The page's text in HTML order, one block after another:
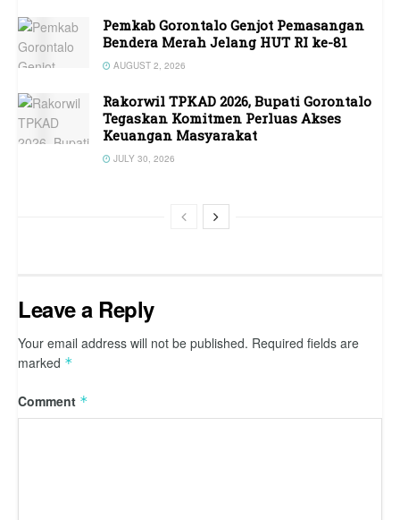
Pemkab Gorontalo Genjot Pemasangan
Bendera Merah Jelang HUT RI ke-81
AUGUST 2, 2026
Rakorwil TPKAD 2026, Bupati Gorontalo
Tegaskan Komitmen Perluas Akses
Keuangan Masyarakat
JULY 30, 2026
Leave a Reply
Your email address will not be published. Required fields are
marked *
Comment *